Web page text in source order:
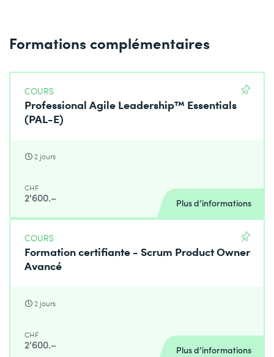
Formations complémentaires
COURS
Professional Agile Leadership™ Essentials
(PAL-E)
2 jours
CHF
2'600.– Plus d’informations
COURS
Formation certifiante - Scrum Product Owner
Avancé
2 jours
CHF
2'600.– Plus d’informations